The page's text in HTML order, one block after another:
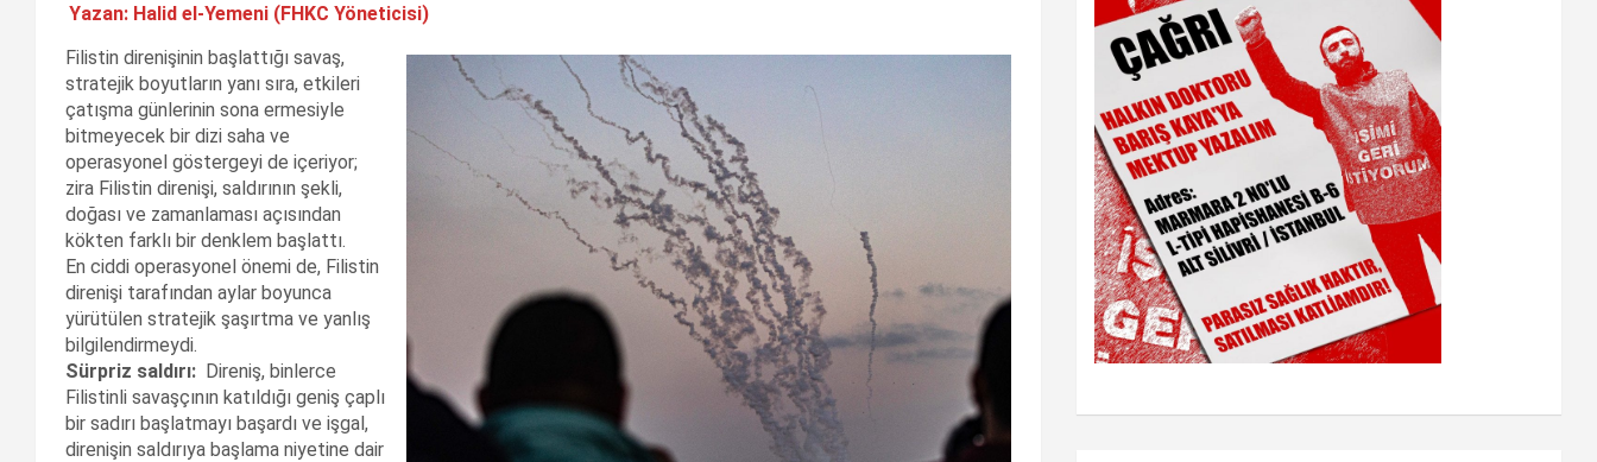
Yazan: Halid el-Yemeni (FHKC Yöneticisi)
Filistin direnişinin başlattığı savaş,
stratejik boyutların yanı sıra, etkileri
çatışma günlerinin sona ermesiyle
bitmeyecek bir dizi saha ve
operasyonel göstergeyi de içeriyor;
zira Filistin direnişi, saldırının şekli,
doğası ve zamanlaması açısından
kökten farklı bir denklem başlattı.
En ciddi operasyonel önemi de, Filistin
direnişi tarafından aylar boyunca
yürütülen stratejik şaşırtma ve yanlış
bilgilendirmeydi.
Sürpriz saldırı: Direniş, binlerce
Filistinli savaşçının katıldığı geniş çaplı
bir sadırı başlatmayı başardı ve işgal,
direnişin saldırıya başlama niyetine dair